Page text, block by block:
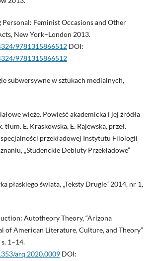
Feminist Occasions and Other
New York–London 2013.
9781315866512DOI:
9781315866512
subwersywne w sztukach medialnych,
wieże. Powieść akademicka i jej źródła
tłum. E. Kraskowska, E. Rajewska, przeł.
specjalności przekładowej Instytutu Filologii
„Studenckie Debiuty Przekładowe”
płaskiego świata, „Teksty Drugie” 2014, nr 1,
Autotheory Theory, “Arizona
of American Literature, Culture, and Theory”
1–14.
arq.2020.0009DOI: